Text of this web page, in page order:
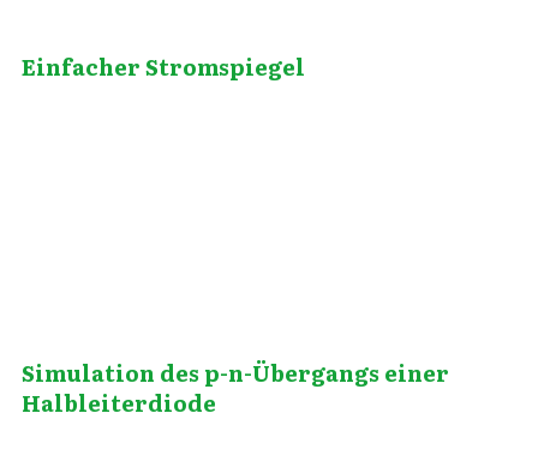
Einfacher Stromspiegel
Simulation des p-n-Übergangs einer
Halbleiterdiode